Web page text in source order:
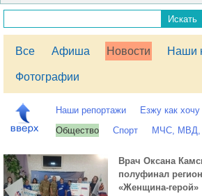
Все Афиша Новости Наши
Фотографии
Наши репортажи Езжу как хочу
Общество
Спорт МЧС,
Врач Оксана
полуфинал
«Женщина-герой»